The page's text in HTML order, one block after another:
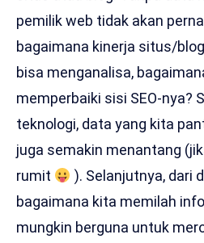
pemilik web tidak akan
bagaimana kinerja situs/
bisa menganalisa,
memperbaiki sisi SEO-nya?
teknologi, data yang kita
juga semakin menantang
rumit
). Selanjutnya, dari
bagaimana kita memilah
mungkin berguna untuk